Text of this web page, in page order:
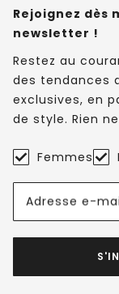
Rejoignez dès
newsletter !
Restez au
des tendances
exclusives, en
de style. Rien
Femmes
Adresse e-